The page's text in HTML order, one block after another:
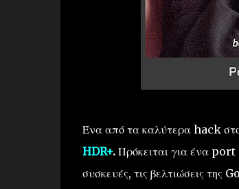
Ένα από τα καλύτερα hack
HDR+.Πρόκειται για ένα port
συσκευές, τις βελτιώσεις της